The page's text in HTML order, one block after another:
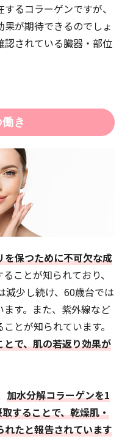
るコラーゲンですが、
が期待できるのでしょ
認されている臓器・部位
き
を保つために不可欠な成
ことが知られており、
減少し続け、60歳台では
す。また、紫外線など
とが知られています。
で、肌の若返り効果が
加水分解コラーゲンを1
することで、乾燥肌・
たと報告されています